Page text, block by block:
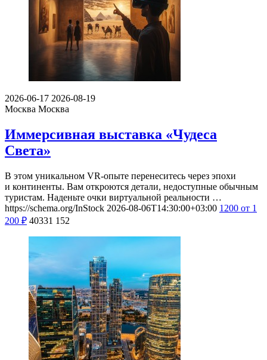
2026-06-17 2026-08-19
Москва Москва
Иммерсивная выставка «Чудеса
Света»
В этом уникальном VR-опыте перенеситесь через эпохи
и континенты. Вам откроются детали, недоступные обычным
туристам. Наденьте очки виртуальной реальности …
https://schema.org/InStock 2026-08-06T14:30:00+03:00 1200 от 1
200 ₽ 40331 152